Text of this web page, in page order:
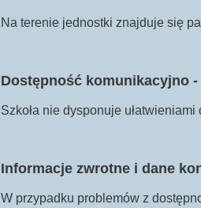
Na terenie jednostki znajduje się
Dostępność komunikacyjno
Szkoła nie dysponuje
Informacje zwrotne i dane
W przypadku problemów z